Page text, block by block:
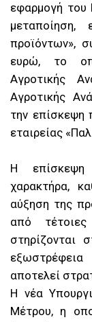
εφαρμογή του
μεταποίηση,
προϊόντων»,
ευρώ, το
Αγροτικής
Αγροτικής
την επίσκεψη
εταιρείας
Η επίσκεψη
χαρακτήρα,
αύξηση της
από τέτοιες
στηρίζονται
εξωστρέφεια
αποτελεί
Η νέα
Μέτρου, η